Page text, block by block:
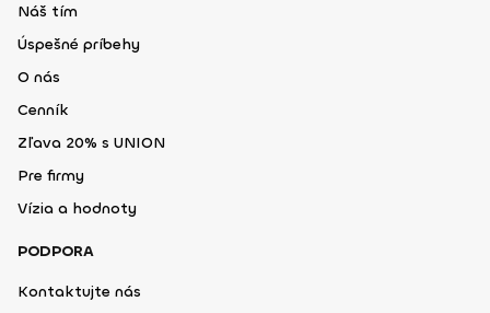
Náš tím
Úspešné príbehy
O nás
Cenník
Zľava 20% s UNION
Pre firmy
Vízia a hodnoty
PODPORA
Kontaktujte nás